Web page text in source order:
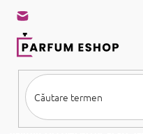
conținut
TRANSPORT GRATUIT LA